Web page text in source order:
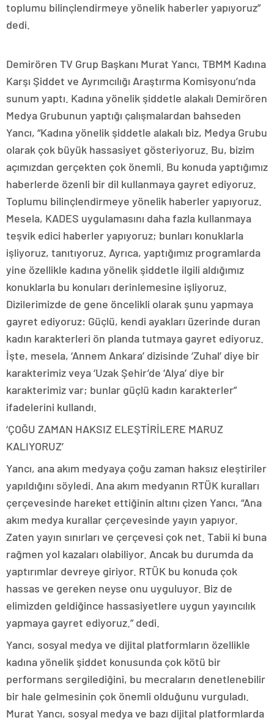
toplumu bilinçlendirmeye yönelik haberler yapıyoruz”
dedi.
Demirören TV Grup Başkanı Murat Yancı, TBMM Kadına
Karşı Şiddet ve Ayrımcılığı Araştırma Komisyonu’nda
sunum yaptı. Kadına yönelik şiddetle alakalı Demirören
Medya Grubunun yaptığı çalışmalardan bahseden
Yancı, “Kadına yönelik şiddetle alakalı biz, Medya Grubu
olarak çok büyük hassasiyet gösteriyoruz. Bu, bizim
açımızdan gerçekten çok önemli. Bu konuda yaptığımız
haberlerde özenli bir dil kullanmaya gayret ediyoruz.
Toplumu bilinçlendirmeye yönelik haberler yapıyoruz.
Mesela, KADES uygulamasını daha fazla kullanmaya
teşvik edici haberler yapıyoruz; bunları konuklarla
işliyoruz, tanıtıyoruz. Ayrıca, yaptığımız programlarda
yine özellikle kadına yönelik şiddetle ilgili aldığımız
konuklarla bu konuları derinlemesine işliyoruz.
Dizilerimizde de gene öncelikli olarak şunu yapmaya
gayret ediyoruz: Güçlü, kendi ayakları üzerinde duran
kadın karakterleri ön planda tutmaya gayret ediyoruz.
İşte, mesela, ‘Annem Ankara’ dizisinde ‘Zuhal’ diye bir
karakterimiz veya ‘Uzak Şehir’de ‘Alya’ diye bir
karakterimiz var; bunlar güçlü kadın karakterler”
ifadelerini kullandı.
‘ÇOĞU ZAMAN HAKSIZ ELEŞTİRİLERE MARUZ
KALIYORUZ’
Yancı, ana akım medyaya çoğu zaman haksız eleştiriler
yapıldığını söyledi. Ana akım medyanın RTÜK kuralları
çerçevesinde hareket ettiğinin altını çizen Yancı, “Ana
akım medya kurallar çerçevesinde yayın yapıyor.
Zaten yayın sınırları ve çerçevesi çok net. Tabii ki buna
rağmen yol kazaları olabiliyor. Ancak bu durumda da
yaptırımlar devreye giriyor. RTÜK bu konuda çok
hassas ve gereken neyse onu uyguluyor. Biz de
elimizden geldiğince hassasiyetlere uygun yayıncılık
yapmaya gayret ediyoruz.” dedi.
Yancı, sosyal medya ve dijital platformların özellikle
kadına yönelik şiddet konusunda çok kötü bir
performans sergilediğini, bu mecraların denetlenebilir
bir hale gelmesinin çok önemli olduğunu vurguladı.
Murat Yancı, sosyal medya ve bazı dijital platformlarda